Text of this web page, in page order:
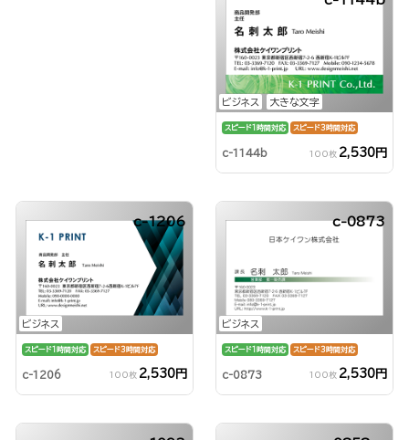
ビジネス 大きな文字
スピード1時間対応 スピード3時間対応
c-1144b 100枚 2,530円
ビジネス
c-1206
スピード1時間対応 スピード3時間対応
c-1206 100枚 2,530円
ビジネス
c-0873
スピード1時間対応 スピード3時間対応
c-0873 100枚 2,530円